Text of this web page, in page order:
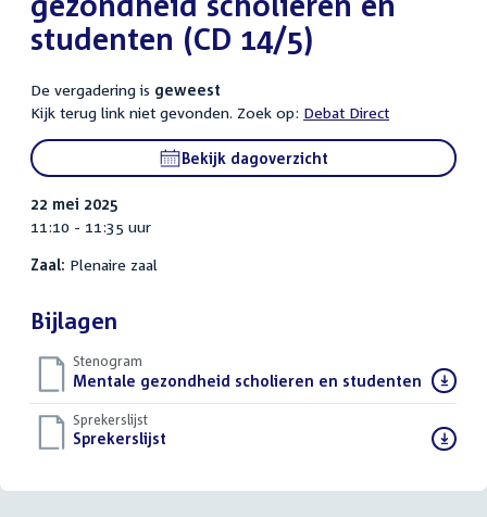
studenten (CD 14/5)
De vergadering is geweest
Kijk terug link niet gevonden. Zoek op: Debat Direct
Bekijk dagoverzicht
22 mei 2025
11:10 - 11:35 uur
Zaal: Plenaire zaal
Bijlagen
Stenogram
Download
bestand:
Mentale gezondheid scholieren en studenten ()
Sprekerslijst
Download
Sprekerslijst